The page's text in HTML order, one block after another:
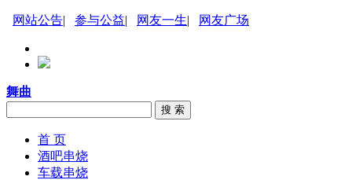
网站公告| 参与公益| 网友一生| 网友广场
舞曲
搜 索
首 页
酒吧串烧
车载串烧